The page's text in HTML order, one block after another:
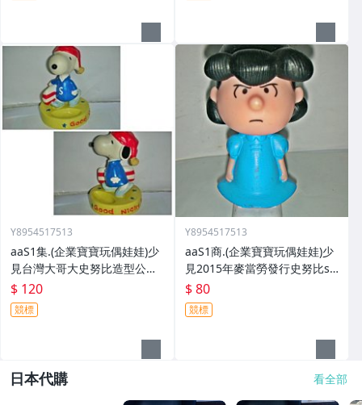
Y8954517513
aaS1集.(企業寶寶玩偶娃娃)少
見台灣大哥大史努比造型公仔!
--值得收藏!!/6廳長箱/-P
$ 120
競標
Y8954517513
aaS1商.(企業寶寶玩偶娃娃)少
見2015年麥當勞發行史努比sn
oopy-淘氣露西!/6房樂箱136/-
P
$ 80
競標
日本代購 看全部